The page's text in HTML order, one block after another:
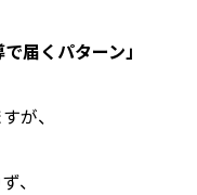
届くパターン」
が、
、